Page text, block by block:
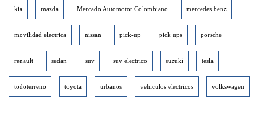
kia mazda Mercado Automotor Colombiano mercedes benz
movilidad electrica nissan pick-up pick ups porsche
renault sedan suv suv electrico suzuki tesla
todoterreno toyota urbanos vehiculos electricos volkswagen